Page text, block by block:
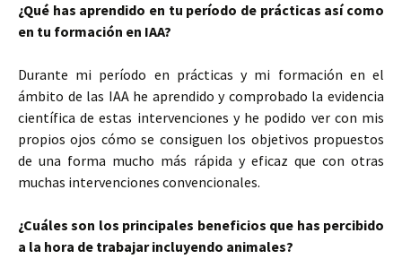
¿Qué has aprendido en tu período de prácticas así como
en tu formación en IAA?
Durante mi período en prácticas y mi formación en el
ámbito de las IAA he aprendido y comprobado la evidencia
científica de estas intervenciones y he podido ver con mis
propios ojos cómo se consiguen los objetivos propuestos
de una forma mucho más rápida y eficaz que con otras
muchas intervenciones convencionales.
¿Cuáles son los principales beneficios que has percibido
a la hora de trabajar incluyendo animales?